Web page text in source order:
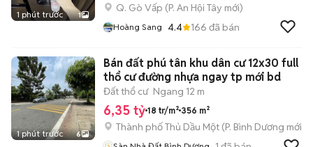
1 phút trước 1
Q. Gò Vấp (P. An Hội Tây mới)
Hoàng Sang 4.4 166 đã bán
1 phút trước 6
Bán đất phú tân khu dân cư 12x30 full
thổ cư đường nhựa ngay tp mới bd
Đất thổ cư Ngang 12 m
6,35 tỷ 18 tr/m² 356 m²
Thành phố Thủ Dầu Một (P. Bình Dương mới)